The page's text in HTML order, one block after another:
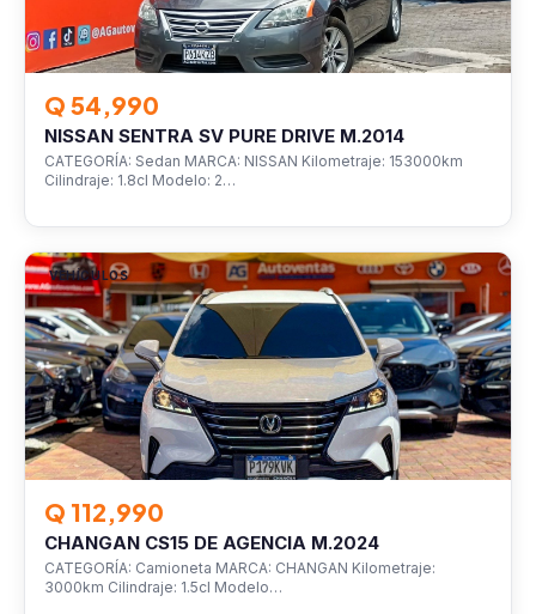
Q 54,990
NISSAN SENTRA SV PURE DRIVE M.2014
CATEGORÍA: Sedan MARCA: NISSAN Kilometraje: 153000km
Cilindraje: 1.8cl Modelo: 2…
VEHÍCULOS
Q 112,990
CHANGAN CS15 DE AGENCIA M.2024
CATEGORÍA: Camioneta MARCA: CHANGAN Kilometraje:
3000km Cilindraje: 1.5cl Modelo…